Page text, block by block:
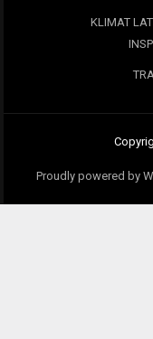
KLIMAT
Proudly powered by